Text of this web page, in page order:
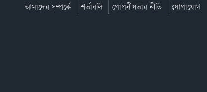
আমাদের সম্পর্কে শর্তাবলি গোপনীয়তার নীতি যোগাযোগ